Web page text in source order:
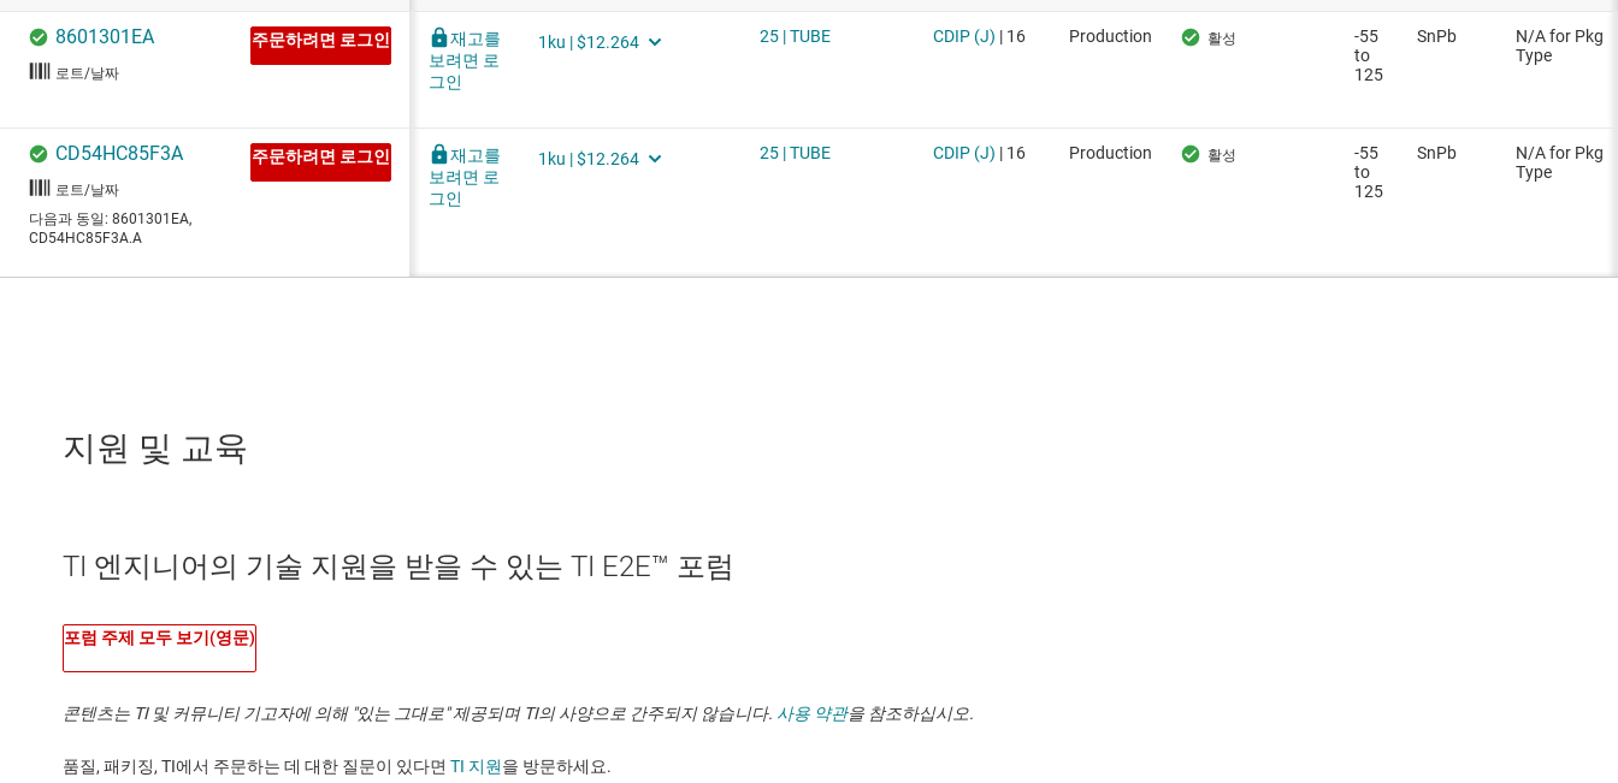
지원 및 교육
TI 엔지니어의 기술 지원을 받을 수 있는 TI E2E™ 포럼
포럼 주제 모두 보기(영문)
콘텐츠는 TI 및 커뮤니티 기고자에 의해 "있는 그대로" 제공되며 TI의 사양으로 간주되지 않습니다. 사용 약관을 참조하십시오.
품질, 패키징, TI에서 주문하는 데 대한 질문이 있다면 TI 지원을 방문하세요. ​​​​​​​​​​​​​​